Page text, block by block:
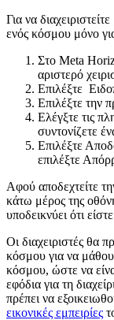
Για να
ενός κόσμου μόνο
Στο Meta
αριστερό
Επιλέξτε
Επιλέξτε την
Ελέγξτε τις
συντονίζετε
Επιλέξτε
επιλέξτε
Αφού αποδεχτείτε
κάτω μέρος της
υποδεικνύει ότι
Οι διαχειριστές θα
κόσμου για να
κόσμου, ώστε να
εφόδια για τη
πρέπει να
εικονικές εμπειρίες